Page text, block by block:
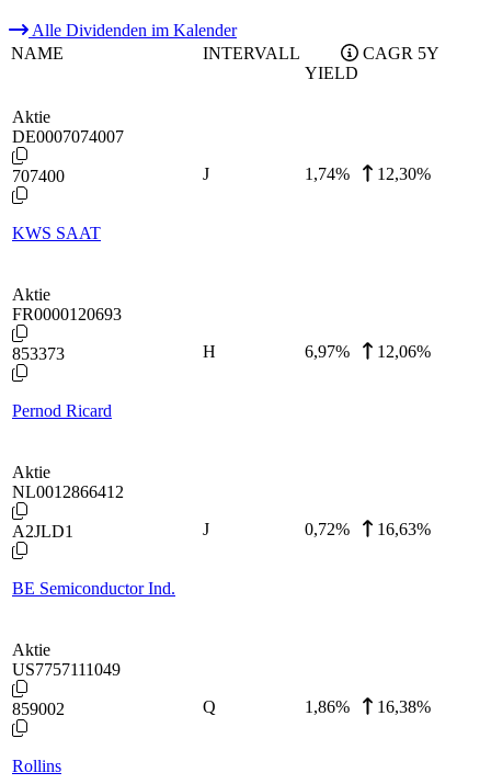
Alle Dividenden im Kalender
NAME
INTERVALL
YIELD
CAGR 5Y
Aktie
DE0007074007
707400
KWS SAAT
J 1,74% 12,30%
Aktie
FR0000120693
853373
Pernod Ricard
H 6,97% 12,06%
Aktie
NL0012866412
A2JLD1
BE Semiconductor Ind.
J 0,72% 16,63%
Aktie
US7757111049
859002
Rollins
Q 1,86% 16,38%